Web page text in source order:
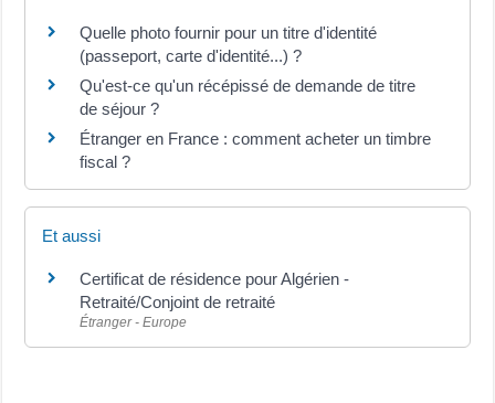
Quelle photo fournir pour un titre d'identité
(passeport, carte d'identité...) ?
Qu'est-ce qu'un récépissé de demande de titre
de séjour ?
Étranger en France : comment acheter un timbre
fiscal ?
Et aussi
Certificat de résidence pour Algérien -
Retraité/Conjoint de retraité
Étranger - Europe